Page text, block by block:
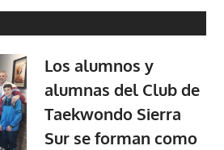
Los alumnos y
alumnas del Club de
Taekwondo Sierra
Sur se forman como